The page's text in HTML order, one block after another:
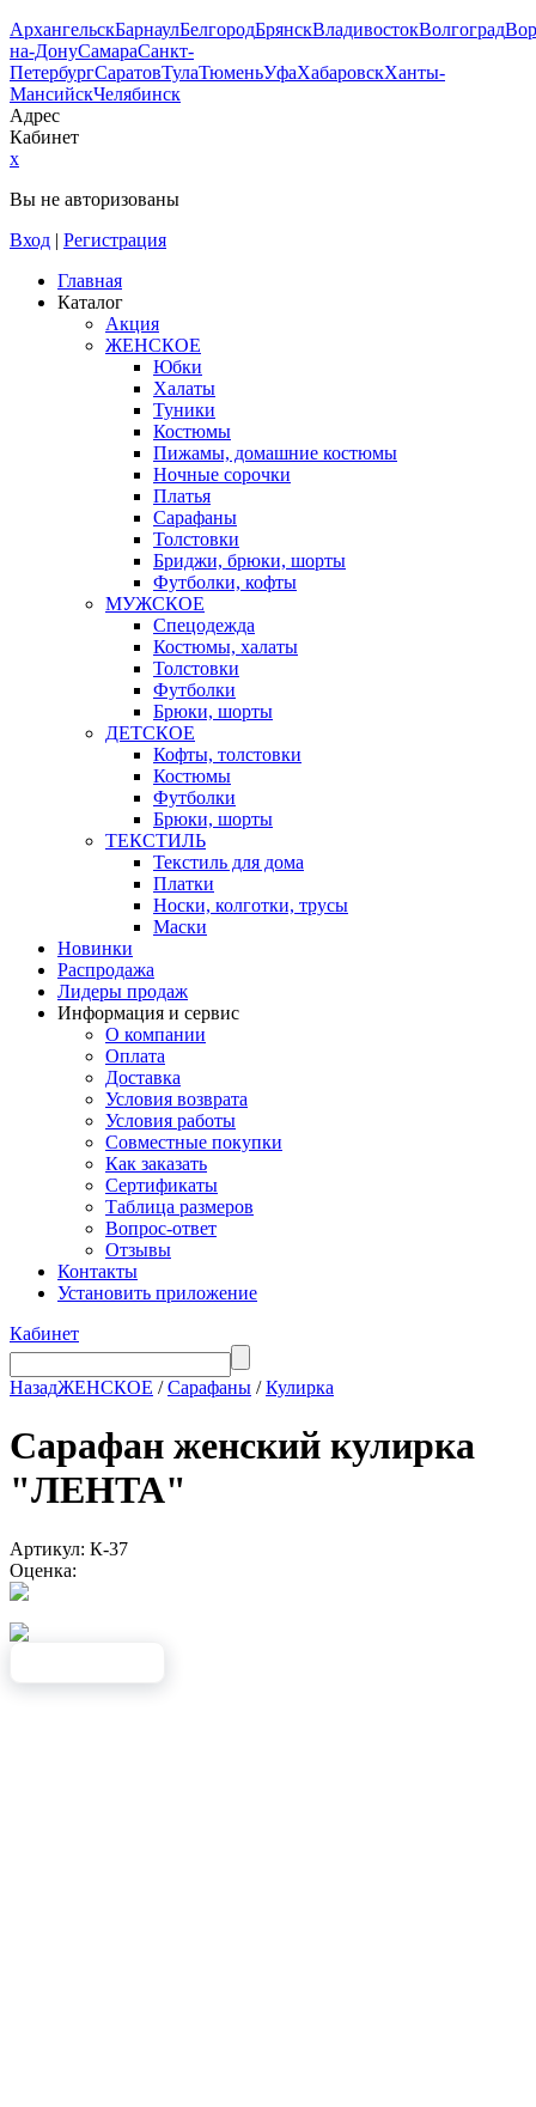
АрхангельскБарнаулБелгородБрянскВладивостокВолгоград
на-ДонуСамараСанкт-
ПетербургСаратовТулаТюменьУфаХабаровскХанты-
МансийскЧелябинск
Адрес
Кабинет
x
Вы не авторизованы
Вход | Регистрация
Главная
Каталог
Акция
ЖЕНСКОЕ
Юбки
Халаты
Туники
Костюмы
Пижамы, домашние костюмы
Ночные сорочки
Платья
Сарафаны
Толстовки
Бриджи, брюки, шорты
Футболки, кофты
МУЖСКОЕ
Спецодежда
Костюмы, халаты
Толстовки
Футболки
Брюки, шорты
ДЕТСКОЕ
Кофты, толстовки
Костюмы
Футболки
Брюки, шорты
ТЕКСТИЛЬ
Текстиль для дома
Платки
Носки, колготки, трусы
Маски
Новинки
Распродажа
Лидеры продаж
Информация и сервис
О компании
Оплата
Доставка
Условия возврата
Условия работы
Совместные покупки
Как заказать
Сертификаты
Таблица размеров
Вопрос-ответ
Отзывы
Контакты
Установить приложение
Кабинет
НазадЖЕНСКОЕ /Сарафаны /Кулирка
Сарафан женский кулирка
"ЛЕНТА"
Артикул: К-37
Оценка: